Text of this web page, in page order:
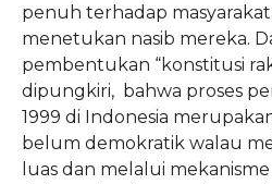
penuh terhadap
menetukan nasib mereka.
pembentukan “konstitusi
dipungkiri, bahwa proses
1999 di Indonesia
belum demokratik walau
luas dan melalui